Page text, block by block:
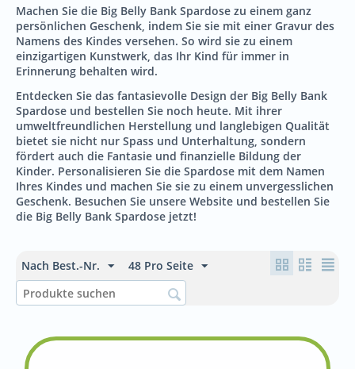
Machen Sie die Big Belly Bank Spardose zu einem ganz
persönlichen Geschenk, indem Sie sie mit einer Gravur des
Namens des Kindes versehen. So wird sie zu einem
einzigartigen Kunstwerk, das Ihr Kind für immer in
Erinnerung behalten wird.
Entdecken Sie das fantasievolle Design der Big Belly Bank
Spardose und bestellen Sie noch heute. Mit ihrer
umweltfreundlichen Herstellung und langlebigen Qualität
bietet sie nicht nur Spass und Unterhaltung, sondern
fördert auch die Fantasie und finanzielle Bildung der
Kinder. Personalisieren Sie die Spardose mit dem Namen
Ihres Kindes und machen Sie sie zu einem unvergesslichen
Geschenk. Besuchen Sie unsere Website und bestellen Sie
die Big Belly Bank Spardose jetzt!
Nach Best.-Nr. 48 Pro Seite